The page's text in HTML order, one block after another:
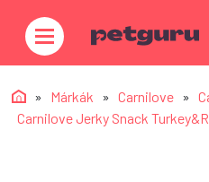
» Márkák » Carnilove »
Carnilove Jerky Snack